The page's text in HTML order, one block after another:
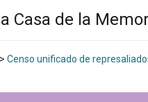
Casa de la
> Censo unificado de